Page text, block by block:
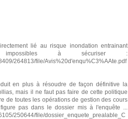
lié au risque inondation entrainant
impossibles à sécuriser :
264813/file/Avis%20d'enqu%C3%AAte.pdf
en plus à résoudre de façon définitive la
mais il ne faut pas faire de cette politique
de toutes les opérations de gestion des cours
pas dans le dossier mis à l'enquête ...
250644/file/dossier_enquete_prealable_C